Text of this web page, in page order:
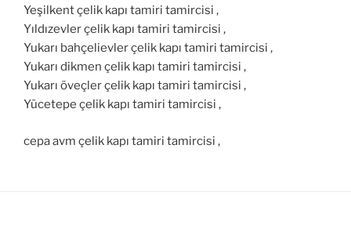
Yeşilkent çelik kapı tamiri tamircisi ,
Yıldızevler çelik kapı tamiri tamircisi ,
Yukarı bahçelievler çelik kapı tamiri tamircisi ,
Yukarı dikmen çelik kapı tamiri tamircisi ,
Yukarı öveçler çelik kapı tamiri tamircisi ,
Yücetepe çelik kapı tamiri tamircisi ,
cepa avm çelik kapı tamiri tamircisi ,